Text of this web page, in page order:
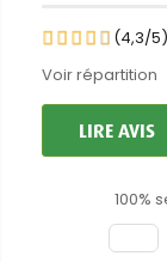
(4,3/5)
Voir répartition
LIRE AVIS
100%